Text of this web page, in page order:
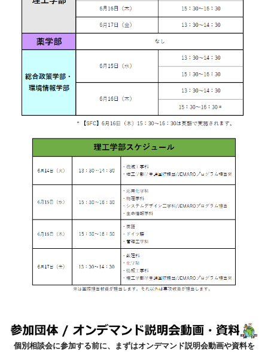
個別相談会に参加する前に、まずはオンデマンド説明会動画や資料を